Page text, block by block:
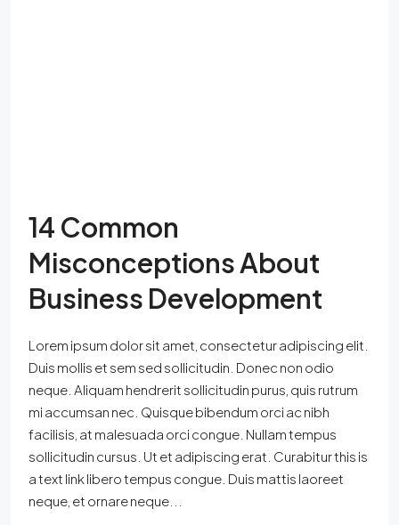
14 Common
Misconceptions About
Business Development
Lorem ipsum dolor sit amet, consectetur adipiscing elit.
Duis mollis et sem sed sollicitudin. Donec non odio
neque. Aliquam hendrerit sollicitudin purus, quis rutrum
mi accumsan nec. Quisque bibendum orci ac nibh
facilisis, at malesuada orci congue. Nullam tempus
sollicitudin cursus. Ut et adipiscing erat. Curabitur this is
a text link libero tempus congue. Duis mattis laoreet
neque, et ornare neque...